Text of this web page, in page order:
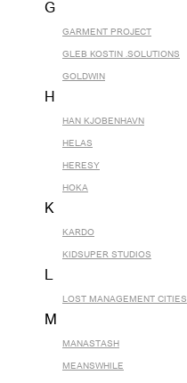
G
GARMENT PROJECT
GLEB KOSTIN .SOLUTIONS
GOLDWIN
H
HAN KJOBENHAVN
HELAS
HERESY
HOKA
K
KARDO
KIDSUPER STUDIOS
L
LOST MANAGEMENT CITIES
M
MANASTASH
MEANSWHILE